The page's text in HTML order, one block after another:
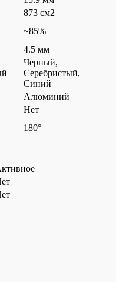
873 см2
~85%
4.5 мм
Черный,
Серебристый,
Синий
Алюминий
Нет
180°